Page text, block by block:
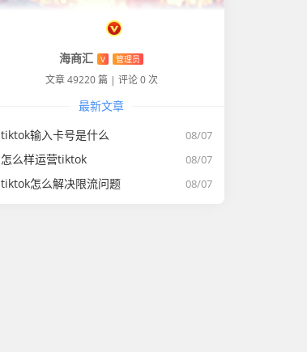
海商汇 V 管理员
文章 49220 篇 | 评论 0 次
最新文章
08/07
tiktok输入卡号是什么
08/07
怎么样运营tiktok
08/07
tiktok怎么解决限流问题